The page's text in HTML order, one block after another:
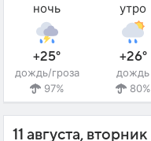
ночь
+25°
дождь/гроза
97%
утро
+26°
дождь
80%
11 августа, вторник